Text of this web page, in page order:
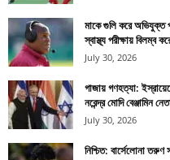
মাকে গুলি করে অভিযুক্ত
স্বাস্থ্য পরীক্ষায় বিলম্ব
July 30, 2026
গাজায় গণহত্যা:
নরেন্দ্র মোদি বেঞ্জামিন
July 30, 2026
নিশ্চিত: বার্সেলোনা